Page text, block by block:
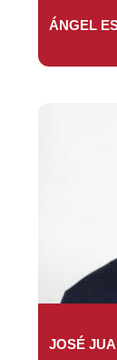
ÁNGEL
JOSÉ